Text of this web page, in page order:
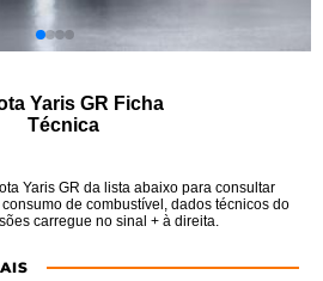
Yaris GR Ficha
Técnica
Yaris GR da lista abaixo para consultar
de combustível, dados técnicos do
carregue no sinal + à direita.